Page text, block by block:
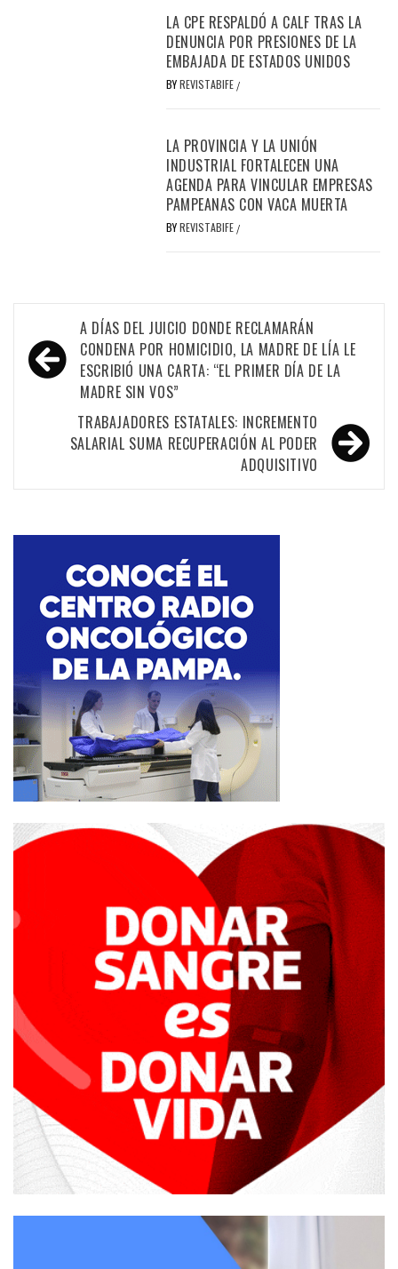
LA CPE RESPALDÓ A CALF TRAS LA
DENUNCIA POR PRESIONES DE LA
EMBAJADA DE ESTADOS UNIDOS
BYREVISTABIFE /
LA PROVINCIA Y LA UNIÓN
INDUSTRIAL FORTALECEN UNA
AGENDA PARA VINCULAR EMPRESAS
PAMPEANAS CON VACA MUERTA
BYREVISTABIFE /
Navegación
de
entradas
A DÍAS DEL JUICIO DONDE RECLAMARÁN
CONDENA POR HOMICIDIO, LA MADRE DE LÍA LE
ESCRIBIÓ UNA CARTA: “EL PRIMER DÍA DE LA
MADRE SIN VOS”
TRABAJADORES ESTATALES: INCREMENTO
SALARIAL SUMA RECUPERACIÓN AL PODER
ADQUISITIVO